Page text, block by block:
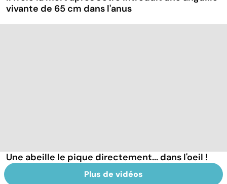
vivante de 65 cm dans l'anus
Une abeille le pique directement... dans l'oeil !
Plus de vidéos